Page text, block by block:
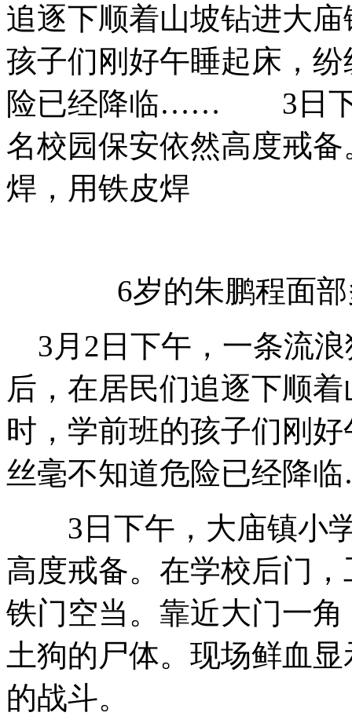
追逐下顺着山坡钻进大
孩子们刚好午睡起床，
险已经降临…… 3日下
名校园保安依然高度戒
焊，用铁皮焊
6岁的朱鹏程面
3月2日下午，一条流
后，在居民们追逐下顺
时，学前班的孩子们刚
丝毫不知道危险已经降
3日下午，大庙镇小学
高度戒备。在学校后门
铁门空当。靠近大门一
土狗的尸体。现场鲜血
的战斗。